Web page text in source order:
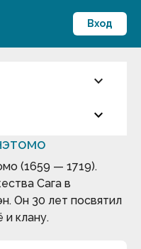
Вход
keyboard_arrow_down
close
(1659 — 1719).
Сага в
Он 30 лет посвятил
клану.
keyboard_arrow_down
more_horiz